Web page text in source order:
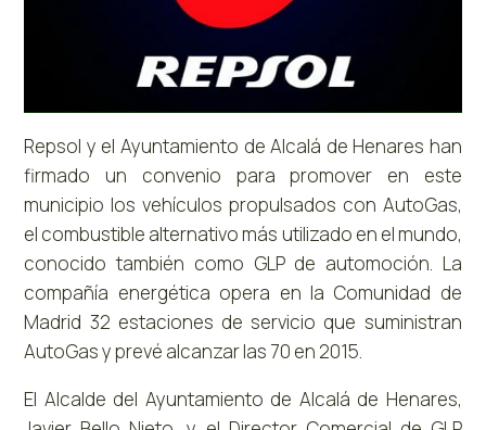
Repsol y el Ayuntamiento de Alcalá de Henares han
firmado un convenio para promover en este
municipio los vehículos propulsados con AutoGas,
el combustible alternativo más utilizado en el mundo,
conocido también como GLP de automoción. La
compañía energética opera en la Comunidad de
Madrid 32 estaciones de servicio que suministran
AutoGas y prevé alcanzar las 70 en 2015.
El Alcalde del Ayuntamiento de Alcalá de Henares,